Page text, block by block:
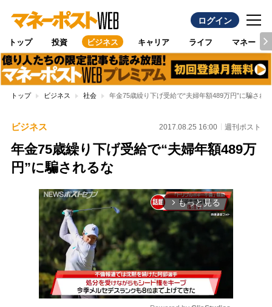
ログイン
トップ 投資 ビジネス キャリア ライフ マネー
トップ ビジネス 社会 年金75歳繰り下げ受給で“夫婦年額489万円”に騙され
ビジネス 2017.08.25 16:00 週刊ポスト
年金75歳繰り下げ受給で“夫婦年額489万
円”に騙されるな
arrow_forward_ios もっと見る